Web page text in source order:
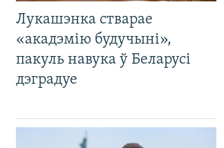
Лукашэнка стварае
«акадэмію будучыні»,
пакуль навука ў Беларусі
дэградуе